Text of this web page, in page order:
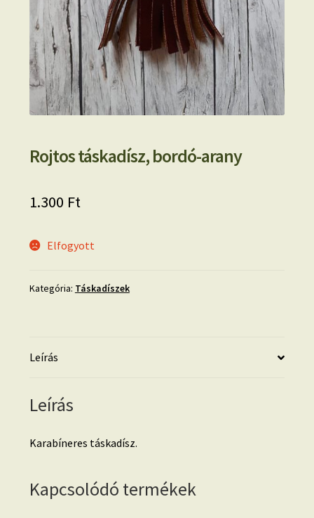
Rojtos táskadísz, bordó-arany
1.300 Ft
Elfogyott
Kategória: Táskadíszek
Leírás
Leírás
Karabíneres táskadísz.
Kapcsolódó termékek